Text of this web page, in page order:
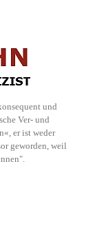
und
Ver- und
er ist weder
geworden, weil